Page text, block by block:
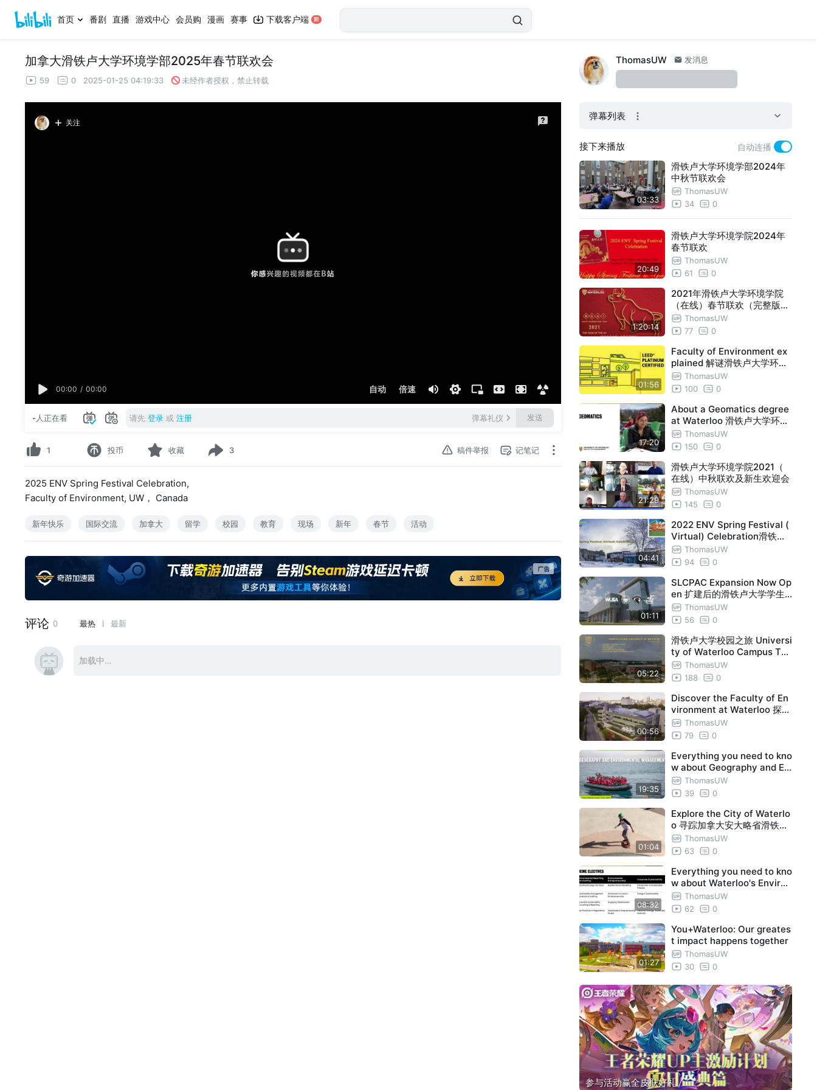
首页 番剧 直播 游戏中心 会员购 漫画 赛事 下载客户端
加拿大滑铁卢大学环境学部2025年春节联欢会
59 0 2025-01-25 04:19:33 未经作者授权，禁止转载
关注
00:00 / 00:00 自动 倍速
-人正在看 请先 登录 或 注册 弹幕礼仪 发送
1 投币 收藏 3 稿件举报 记笔记
2025 ENV Spring Festival Celebration,
Faculty of Environment, UW， Canada
新年快乐 国际交流 加拿大 留学 校园 教育 现场 新年 春节 活动
ThomasUW 发消息
弹幕列表
接下来播放 自动连播
03:33
滑铁卢大学环境学部2024年
中秋节联欢会
ThomasUW
34
0
20:49
滑铁卢大学环境学院2024年
春节联欢
ThomasUW
61
0
1:20:14
2021年滑铁卢大学环境学院
（在线）春节联欢（完整版）
/ 2021 ENV Spring Festival
(Online) Celebration
ThomasUW
77
0
01:56
Faculty of Environment ex
plained 解谜滑铁卢大学环境
学院ThomasUW
100
0
17:20
About a Geomatics degree
at Waterloo 滑铁卢大学环境
学院Geomatics专业相关信息
ThomasUW
150
0
21:29
滑铁卢大学环境学院2021（
在线）中秋联欢及新生欢迎会
ThomasUW
145
0
04:41
2022 ENV Spring Festival (
Virtual) Celebration滑铁卢
大学环境学院2022年在线庆
祝新春佳节
ThomasUW
94
0
01:11
SLCPAC Expansion Now Op
en 扩建后的滑铁卢大学学生
活动中心开放啦
ThomasUW
56
0
05:22
滑铁卢大学校园之旅 Universi
ty of Waterloo Campus Tou
r
ThomasUW
188
0
00:56
Discover the Faculty of En
vironment at Waterloo 探寻
滑铁卢大学环境学院
ThomasUW
79
0
19:35
Everything you need to kno
w about Geography and En
vironmental Management a
t UW
ThomasUW
39
0
01:04
Explore the City of Waterlo
o 寻踪加拿大安大略省滑铁卢
市 ThomasUW
63
0
08:32
Everything you need to kno
w about Waterloo's Environ
ment and Business progra
m
ThomasUW
62
0
01:27
You+Waterloo: Our greates
t impact happens together
ThomasUW
30
0
参与活动赢全皮肤好礼